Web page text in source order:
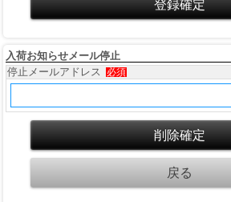
入荷お知らせメール停止
停止メールアドレス
必須